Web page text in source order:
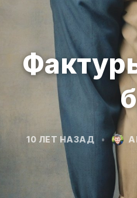
10 ЛЕТ НАЗАД •